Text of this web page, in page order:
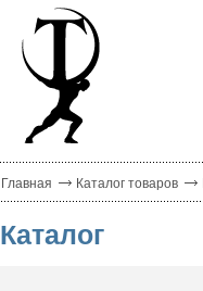
Главная Каталог товаров
Каталог